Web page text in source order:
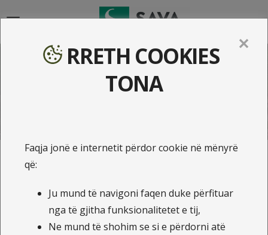
Panairi Nacional i Punës dhe
Karrierës
✕
RRETH COOKIES
TONA
Faqja jonë e internetit përdor cookie në mënyrë
që:
Ju mund të navigoni faqen duke përfituar
nga të gjitha funksionalitetet e tij,
Ne mund të shohim se si e përdorni atë